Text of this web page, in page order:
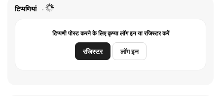
टिप्पणियां
टिप्पणी पोस्ट करने के लिए कृप्या लॉग इन या रजिस्टर करें
रजिस्टर लॉग इन